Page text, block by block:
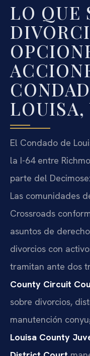
LO QUE
El Condado de
la I-64 entre
parte del
Las comunidades
Crossroads
asuntos de
divorcios con
tramitan ante dos
County Circuit
sobre divorcios,
manutención
Louisa County